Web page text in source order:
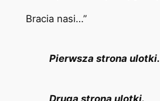
Bracia nasi…”
Pierwsza strona ulotki.